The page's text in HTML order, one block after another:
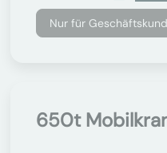
Nur für
650t